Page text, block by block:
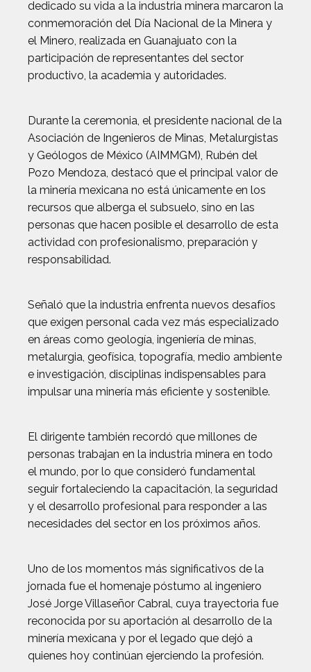
dedicado su vida a la industria minera marcaron la
conmemoración del Día Nacional de la Minera y
el Minero, realizada en Guanajuato con la
participación de representantes del sector
productivo, la academia y autoridades.
Durante la ceremonia, el presidente nacional de la
Asociación de Ingenieros de Minas, Metalurgistas
y Geólogos de México (AIMMGM), Rubén del
Pozo Mendoza, destacó que el principal valor de
la minería mexicana no está únicamente en los
recursos que alberga el subsuelo, sino en las
personas que hacen posible el desarrollo de esta
actividad con profesionalismo, preparación y
responsabilidad.
Señaló que la industria enfrenta nuevos desafíos
que exigen personal cada vez más especializado
en áreas como geología, ingeniería de minas,
metalurgia, geofísica, topografía, medio ambiente
e investigación, disciplinas indispensables para
impulsar una minería más eficiente y sostenible.
El dirigente también recordó que millones de
personas trabajan en la industria minera en todo
el mundo, por lo que consideró fundamental
seguir fortaleciendo la capacitación, la seguridad
y el desarrollo profesional para responder a las
necesidades del sector en los próximos años.
Uno de los momentos más significativos de la
jornada fue el homenaje póstumo al ingeniero
José Jorge Villaseñor Cabral, cuya trayectoria fue
reconocida por su aportación al desarrollo de la
minería mexicana y por el legado que dejó a
quienes hoy continúan ejerciendo la profesión.